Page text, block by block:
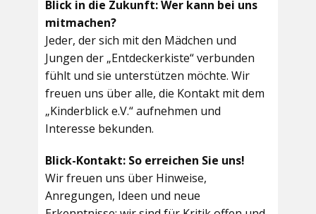
Blick in die Zukunft: Wer kann bei uns
mitmachen?
Jeder, der sich mit den Mädchen und
Jungen der „Entdeckerkiste“ verbunden
fühlt und sie unterstützen möchte. Wir
freuen uns über alle, die Kontakt mit dem
„Kinderblick e.V.“ aufnehmen und
Interesse bekunden.
Blick-Kontakt: So erreichen Sie uns!
Wir freuen uns über Hinweise,
Anregungen, Ideen und neue